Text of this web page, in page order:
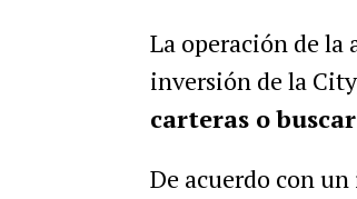
La operación de la
inversión de la
carteras o
De acuerdo con